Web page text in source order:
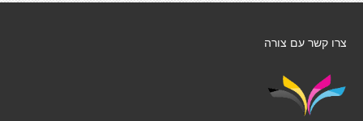
צרו קשר עם צורה